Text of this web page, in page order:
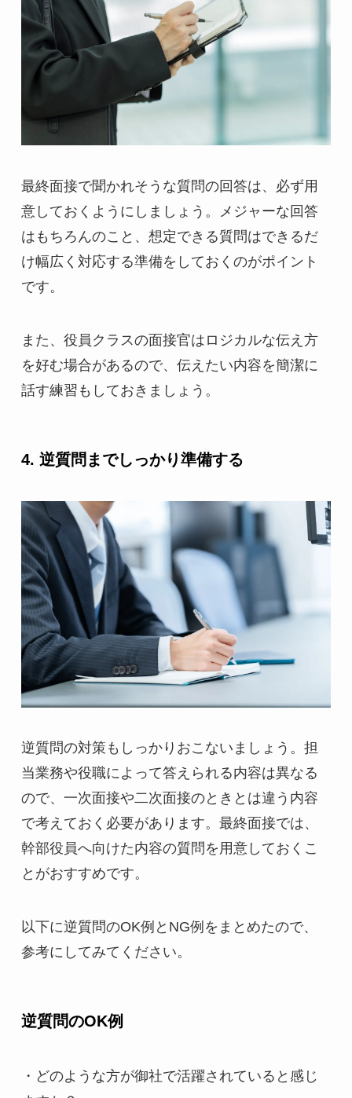
最終面接で聞かれそうな質問の回答は、必ず用
意しておくようにしましょう。メジャーな回答
はもちろんのこと、想定できる質問はできるだ
け幅広く対応する準備をしておくのがポイント
です。
また、役員クラスの面接官はロジカルな伝え方
を好む場合があるので、伝えたい内容を簡潔に
話す練習もしておきましょう。
4. 逆質問までしっかり準備する
逆質問の対策もしっかりおこないましょう。担
当業務や役職によって答えられる内容は異なる
ので、一次面接や二次面接のときとは違う内容
で考えておく必要があります。最終面接では、
幹部役員へ向けた内容の質問を用意しておくこ
とがおすすめです。
以下に逆質問のOK例とNG例をまとめたので、
参考にしてみてください。
逆質問のOK例
・どのような方が御社で活躍されていると感じ